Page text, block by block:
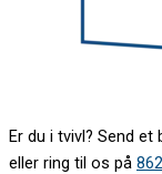
Er du i tvivl? Send
eller ring til os på